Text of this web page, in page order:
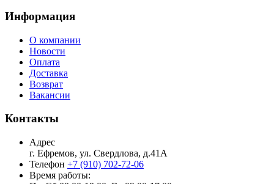
Информация
О компании
Новости
Оплата
Доставка
Возврат
Вакансии
Контакты
Адрес
г. Ефремов, ул. Свердлова, д.41А
Телефон +7 (910) 702-72-06
Время работы: